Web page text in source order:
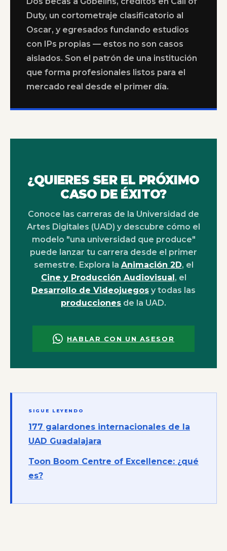
Duty, un cortometraje clasificatorio al
Oscar, y egresados fundando estudios
con IPs propias — estos no son casos
aislados. Son el patrón de una institución
que forma profesionales listos para el
mercado real desde el primer día.
¿QUIERES SER EL PRÓXIMO
CASO DE ÉXITO?
Conoce las carreras de la Universidad de
Artes Digitales (UAD) y descubre cómo el
modelo "una universidad que produce"
puede lanzar tu carrera desde el primer
semestre. Explora la Animación 2D, el
Cine y Producción Audiovisual, el
Desarrollo de Videojuegos y todas las
producciones de la UAD.
HABLAR CON UN ASESOR
SIGUE LEYENDO
177 galardones internacionales de la
UAD Guadalajara
Toon Boom Centre of Excellence: ¿qué
es?